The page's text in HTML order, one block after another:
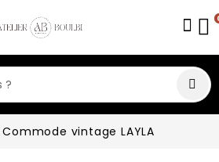
Commode vintage LAYLA